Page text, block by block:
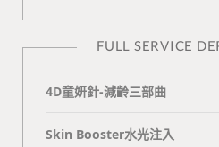
FULL SERVICE
4D童妍針-減齡三部曲
Skin Booster水光注入